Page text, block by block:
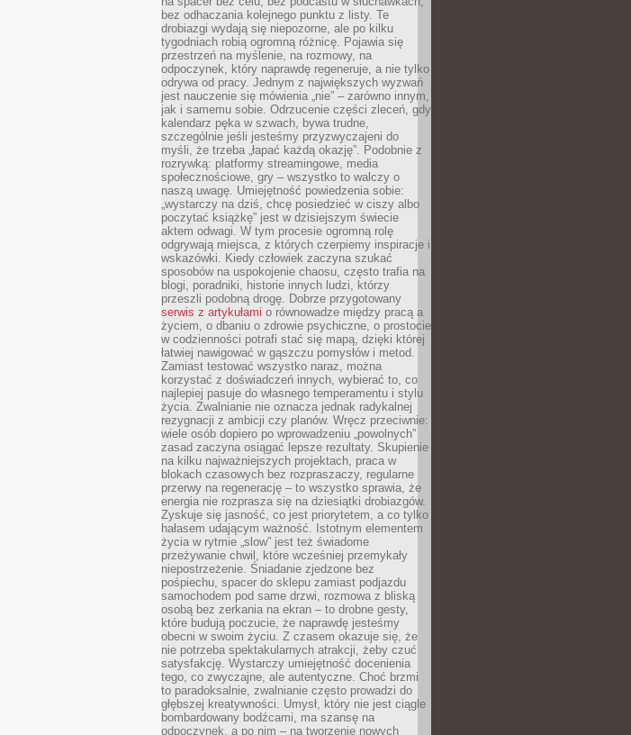
bez odhaczania kolejnego punktu z listy. Te
drobiazgi wydają się niepozorne, ale po kilku
tygodniach robią ogromną różnicę. Pojawia się
przestrzeń na myślenie, na rozmowy, na
odpoczynek, który naprawdę regeneruje, a nie tylko
odrywa od pracy. Jednym z największych wyzwań
jest nauczenie się mówienia „nie” – zarówno innym,
jak i samemu sobie. Odrzucenie części zleceń, gdy
kalendarz pęka w szwach, bywa trudne,
szczególnie jeśli jesteśmy przyzwyczajeni do
myśli, że trzeba „łapać każdą okazję”. Podobnie z
rozrywką: platformy streamingowe, media
społecznościowe, gry – wszystko to walczy o
naszą uwagę. Umiejętność powiedzenia sobie:
„wystarczy na dziś, chcę posiedzieć w ciszy albo
poczytać książkę” jest w dzisiejszym świecie
aktem odwagi. W tym procesie ogromną rolę
odgrywają miejsca, z których czerpiemy inspiracje i
wskazówki. Kiedy człowiek zaczyna szukać
sposobów na uspokojenie chaosu, często trafia na
blogi, poradniki, historie innych ludzi, którzy
przeszli podobną drogę. Dobrze przygotowany
serwis z artykułami o równowadze między pracą a
życiem, o dbaniu o zdrowie psychiczne, o prostocie
w codzienności potrafi stać się mapą, dzięki której
łatwiej nawigować w gąszczu pomysłów i metod.
Zamiast testować wszystko naraz, można
korzystać z doświadczeń innych, wybierać to, co
najlepiej pasuje do własnego temperamentu i stylu
życia. Zwalnianie nie oznacza jednak radykalnej
rezygnacji z ambicji czy planów. Wręcz przeciwnie:
wiele osób dopiero po wprowadzeniu „powolnych”
zasad zaczyna osiągać lepsze rezultaty. Skupienie
na kilku najważniejszych projektach, praca w
blokach czasowych bez rozpraszaczy, regularne
przerwy na regenerację – to wszystko sprawia, że
energia nie rozprasza się na dziesiątki drobiazgów.
Zyskuje się jasność, co jest priorytetem, a co tylko
hałasem udającym ważność. Istotnym elementem
życia w rytmie „slow” jest też świadome
przeżywanie chwil, które wcześniej przemykały
niepostrzeżenie. Śniadanie zjedzone bez
pośpiechu, spacer do sklepu zamiast podjazdu
samochodem pod same drzwi, rozmowa z bliską
osobą bez zerkania na ekran – to drobne gesty,
które budują poczucie, że naprawdę jesteśmy
obecni w swoim życiu. Z czasem okazuje się, że
nie potrzeba spektakularnych atrakcji, żeby czuć
satysfakcję. Wystarczy umiejętność docenienia
tego, co zwyczajne, ale autentyczne. Choć brzmi
to paradoksalnie, zwalnianie często prowadzi do
głębszej kreatywności. Umysł, który nie jest ciągle
bombardowany bodźcami, ma szansę na
odpoczynek, a po nim – na tworzenie nowych